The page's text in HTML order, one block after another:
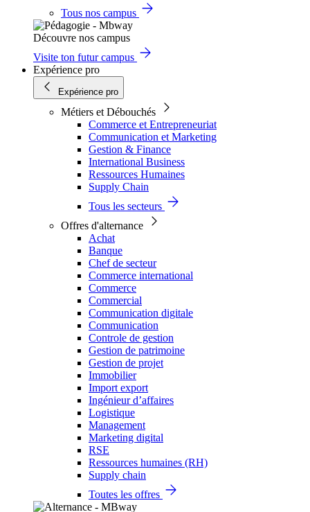
Tous nos campus
Découvre nos campus
Visite ton futur campus
Expérience pro
Expérience pro
Métiers et Débouchés
Commerce et Entrepreneuriat
Communication et Marketing
Gestion & Finance
International Business
Ressources Humaines
Supply Chain
Tous les secteurs
Offres d'alternance
Achat
Banque
Chef de secteur
Commerce international
Commerce
Commercial
Communication digitale
Communication
Controle de gestion
Gestion de patrimoine
Gestion de projet
Immobilier
Import export
Ingénieur d’affaires
Logistique
Management
Marketing digital
RSE
Ressources humaines (RH)
Supply chain
Toutes les offres